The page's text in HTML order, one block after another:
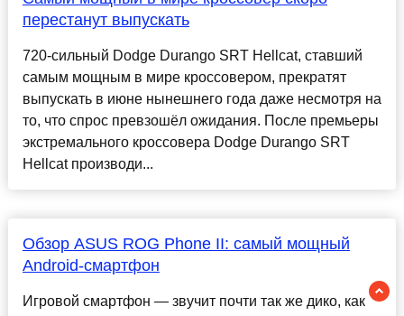
перестанут выпускать
720-сильный Dodge Durango SRT Hellcat, ставший
самым мощным в мире кроссовером, прекратят
выпускать в июне нынешнего года даже несмотря на
то, что спрос превзошёл ожидания. После премьеры
экстремального кроссовера Dodge Durango SRT
Hellcat производи...
Обзор ASUS ROG Phone II: самый мощный
Android-смартфон
Игровой смартфон — звучит почти так же дико, как